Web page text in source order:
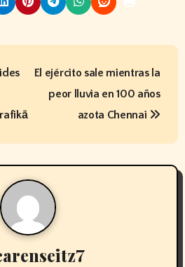
El ejército sale mientras la
peor lluvia en 100 años
azota Chennai